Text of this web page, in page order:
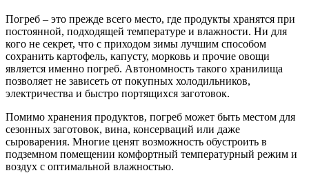
Погреб – это прежде всего место, где продукты хранятся при
постоянной, подходящей температуре и влажности. Ни для
кого не секрет, что с приходом зимы лучшим способом
сохранить картофель, капусту, морковь и прочие овощи
является именно погреб. Автономность такого хранилища
позволяет не зависеть от покупных холодильников,
электричества и быстро портящихся заготовок.
Помимо хранения продуктов, погреб может быть местом для
сезонных заготовок, вина, консерваций или даже
сыроварения. Многие ценят возможность обустроить в
подземном помещении комфортный температурный режим и
воздух с оптимальной влажностью.